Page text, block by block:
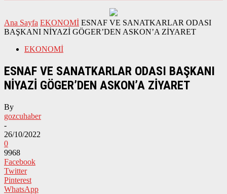
Ana Sayfa EKONOMİ ESNAF VE SANATKARLAR ODASI
BAŞKANI NİYAZİ GÖGER’DEN ASKON’A ZİYARET
EKONOMİ
ESNAF VE SANATKARLAR ODASI BAŞKANI
NİYAZİ GÖGER’DEN ASKON’A ZİYARET
By
gozcuhaber
-
26/10/2022
0
9968
Facebook
Twitter
Pinterest
WhatsApp